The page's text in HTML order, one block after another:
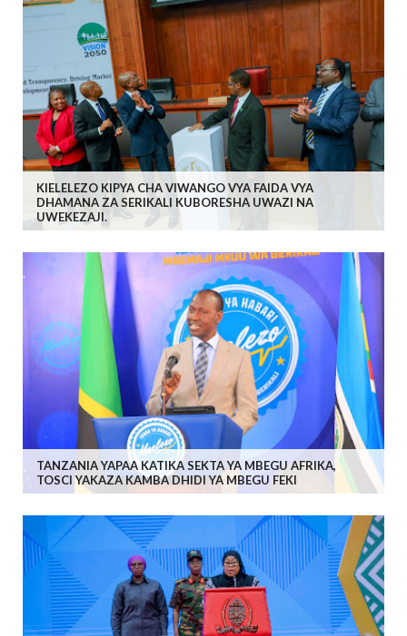
KIELELEZO KIPYA CHA VIWANGO VYA FAIDA VYA
DHAMANA ZA SERIKALI KUBORESHA UWAZI NA
UWEKEZAJI.
TANZANIA YAPAA KATIKA SEKTA YA MBEGU AFRIKA,
TOSCI YAKAZA KAMBA DHIDI YA MBEGU FEKI